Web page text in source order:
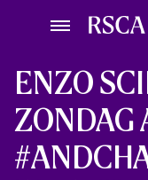
content
ENZO
ZONDAG